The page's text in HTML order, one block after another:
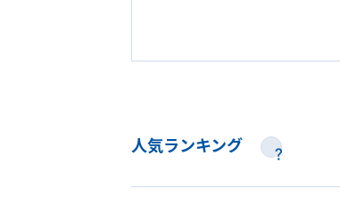
人気ランキング